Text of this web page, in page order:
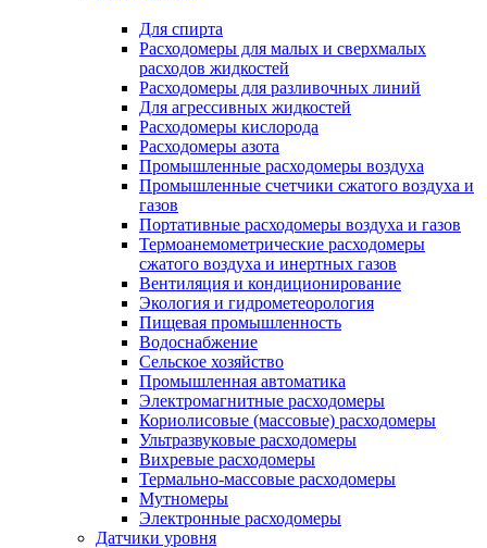
Для спирта
Расходомеры для малых и сверхмалых
расходов жидкостей
Расходомеры для разливочных линий
Для агрессивных жидкостей
Расходомеры кислорода
Расходомеры азота
Промышленные расходомеры воздуха
Промышленные счетчики сжатого воздуха и
газов
Портативные расходомеры воздуха и газов
Термоанемометрические расходомеры
сжатого воздуха и инертных газов
Вентиляция и кондиционирование
Экология и гидрометеорология
Пищевая промышленность
Водоснабжение
Сельское хозяйство
Промышленная автоматика
Электромагнитные расходомеры
Кориолисовые (массовые) расходомеры
Ультразвуковые расходомеры
Вихревые расходомеры
Термально-массовые расходомеры
Мутномеры
Электронные расходомеры
Датчики уровня